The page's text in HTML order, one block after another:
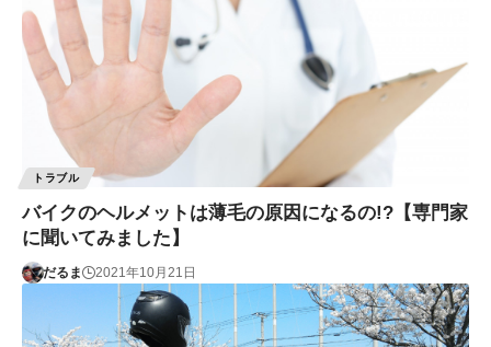
トラブル
バイクのヘルメットは薄毛の原因になるの!?【専門家
に聞いてみました】
だるま 2021年10月21日